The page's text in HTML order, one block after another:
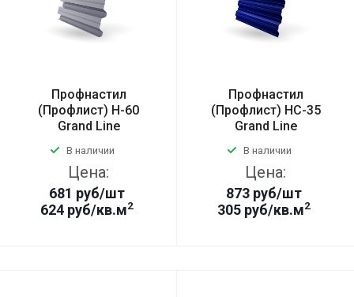
Профнастил
(Профлист) Н-60
Grand Line
В наличии
Цена:
681 руб/шт
624 руб/кв.м2
Профнастил
(Профлист) НС-35
Grand Line
В наличии
Цена:
873 руб/шт
305 руб/кв.м2